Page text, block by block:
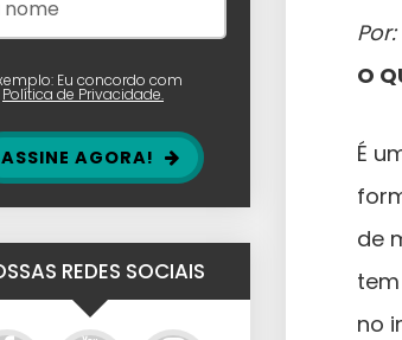
O
É
de
no
Eu concordo com
Política de Privacidade.
ASSINE AGORA!
REDES SOCIAIS